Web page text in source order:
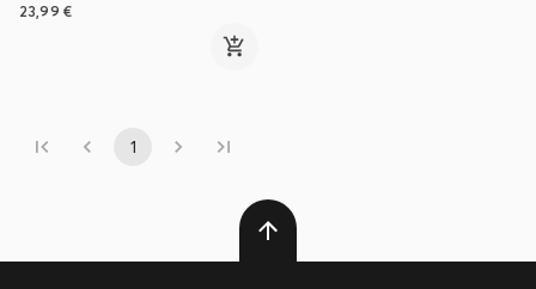
23,99 €
1